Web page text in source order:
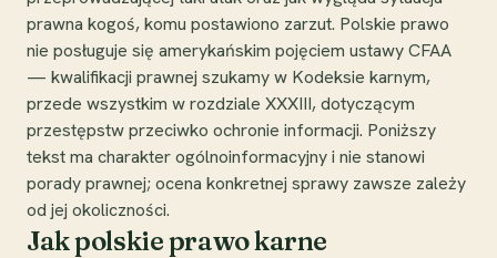
prawna kogoś, komu postawiono zarzut. Polskie prawo
nie posługuje się amerykańskim pojęciem ustawy CFAA
— kwalifikacji prawnej szukamy w Kodeksie karnym,
przede wszystkim w rozdziale XXXIII, dotyczącym
przestępstw przeciwko ochronie informacji. Poniższy
tekst ma charakter ogólnoinformacyjny i nie stanowi
porady prawnej; ocena konkretnej sprawy zawsze zależy
od jej okoliczności.
Jak polskie prawo karne